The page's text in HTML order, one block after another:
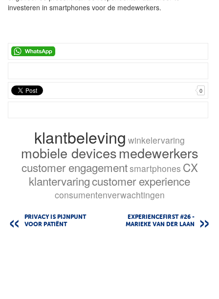
investeren in smartphones voor de medewerkers.
0
klantbeleving winkelervaring
mobiele devicesmedewerkers
customer engagementsmartphones CX
klantervaringcustomer experience
consumentenverwachtingen
PRIVACY IS PIJNPUNT
VOOR PATIËNT
EXPERIENCEFIRST #26 -
MARIEKE VAN DER LAAN